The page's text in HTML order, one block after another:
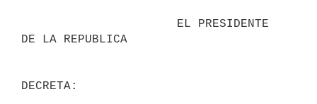
DE LA REPUBLICA